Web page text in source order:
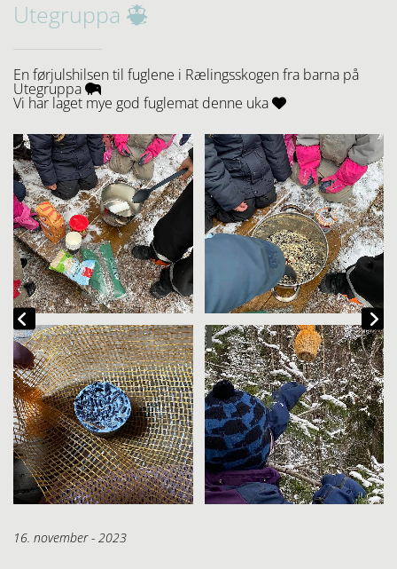
Utegruppa 
En førjulshilsen til fuglene i Rælingsskogen fra barna på
Utegruppa 
Vi har laget mye god fuglemat denne uka 
16. november - 2023